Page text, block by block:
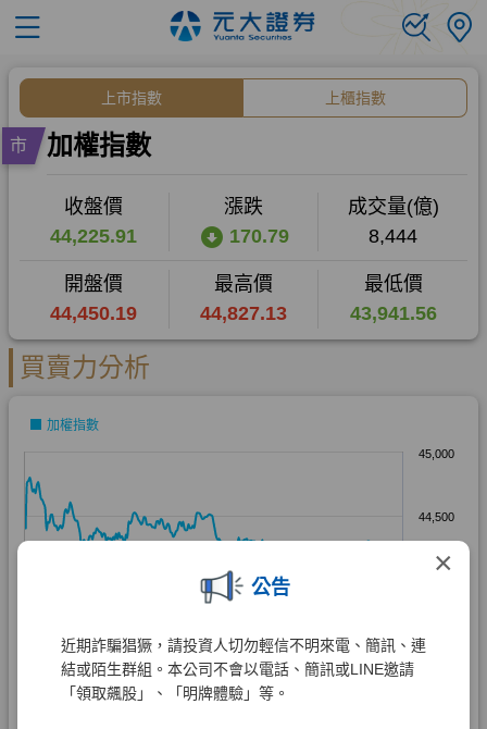
×
公告
近期詐騙猖獗，請投資人切勿輕信不明來電、簡訊、連
結或陌生群組。本公司不會以電話、簡訊或LINE邀請
「領取飆股」、「明牌體驗」等。